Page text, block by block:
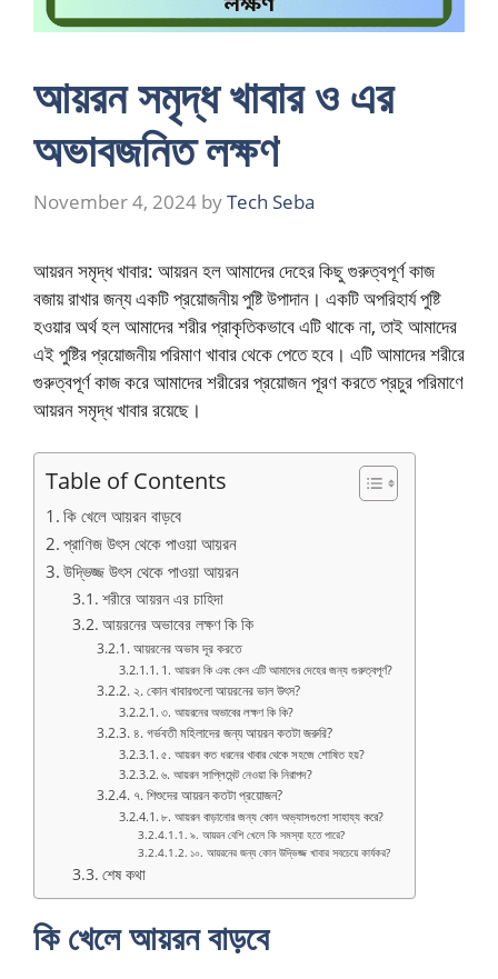
আয়রন সমৃদ্ধ খাবার ও এর
অভাবজনিত লক্ষণ
November 4, 2024 byTech Seba
আয়রন সমৃদ্ধ খাবার: আয়রন হল আমাদের দেহের কিছু গুরুত্বপূর্ণ কাজ
বজায় রাখার জন্য একটি প্রয়োজনীয় পুষ্টি উপাদান। একটি অপরিহার্য পুষ্টি
হওয়ার অর্থ হল আমাদের শরীর প্রাকৃতিকভাবে এটি থাকে না, তাই আমাদের
এই পুষ্টির প্রয়োজনীয় পরিমাণ খাবার থেকে পেতে হবে। এটি আমাদের শরীরে
গুরুত্বপূর্ণ কাজ করে আমাদের শরীরের প্রয়োজন পূরণ করতে প্রচুর পরিমাণে
আয়রন সমৃদ্ধ খাবার রয়েছে।
Table of Contents
কি খেলে আয়রন বাড়বে
প্রাণিজ উৎস থেকে পাওয়া আয়রন
উদ্ভিজ্জ উৎস থেকে পাওয়া আয়রন
শরীরে আয়রন এর চাহিদা
আয়রনের অভাবের লক্ষণ কি কি
আয়রনের অভাব দূর করতে
1. আয়রন কি এবং কেন এটি আমাদের দেহের জন্য গুরুত্বপূর্ণ?
২. কোন খাবারগুলো আয়রনের ভাল উৎস?
৩. আয়রনের অভাবের লক্ষণ কি কি?
৪. গর্ভবতী মহিলাদের জন্য আয়রন কতটা জরুরি?
৫. আয়রন কত ধরনের খাবার থেকে সহজে শোষিত হয়?
৬. আয়রন সাপ্লিমেন্ট নেওয়া কি নিরাপদ?
৭. শিশুদের আয়রন কতটা প্রয়োজন?
৮. আয়রন বাড়ানোর জন্য কোন অভ্যাসগুলো সাহায্য করে?
৯. আয়রন বেশি খেলে কি সমস্যা হতে পারে?
১০. আয়রনের জন্য কোন উদ্ভিজ্জ খাবার সবচেয়ে কার্যকর?
শেষ কথা
কি খেলে আয়রন বাড়বে